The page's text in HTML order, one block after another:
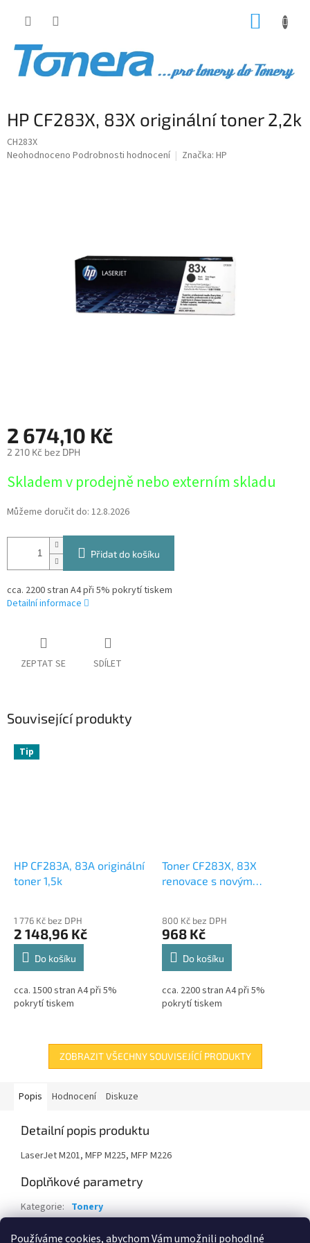
Používáme cookies, abychom Vám umožnili pohodlné
HP CF283X, 83X originální toner 2,2k
CH283X
Průměrné
Neohodnoceno Podrobnosti hodnocení Značka: HP
2 674,10 Kč
2 210 Kč bez DPH
cena:
Skladem v prodejně nebo externím skladu
Můžeme doručit do: 12.8.2026
Přidat do košíku
cca. 2200 stran A4 při 5% pokrytí tiskem
Detailní informace
ZEPTAT SE SDÍLET
Související produkty
Tip
HP CF283A, 83A originální
toner 1,5k
1 776 Kč bez DPH
2 148,96 Kč
Do košíku
cca. 1500 stran A4 při 5%
pokrytí tiskem
Toner CF283X, 83X
renovace s novým
800 Kč bez DPH
968 Kč
Do košíku
cca. 2200 stran A4 při 5%
pokrytí tiskem
ZOBRAZIT VŠECHNY SOUVISEJÍCÍ PRODUKTY
Popis Hodnocení Diskuze
Detailní popis produktu
LaserJet M201, MFP M225, MFP M226
Doplňkové parametry
Kategorie: Tonery